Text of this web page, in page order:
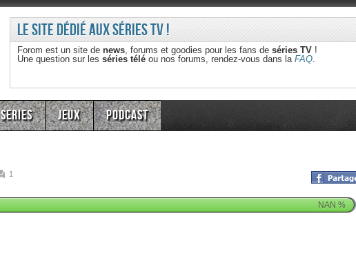
Le site dédié aux séries TV !
Forom est un site de news, forums et goodies pour les fans de séries TV!
Une question sur les séries téléou nos forums, rendez-vous dans la FAQ.
Series Jeux Podcast
1
NAN%